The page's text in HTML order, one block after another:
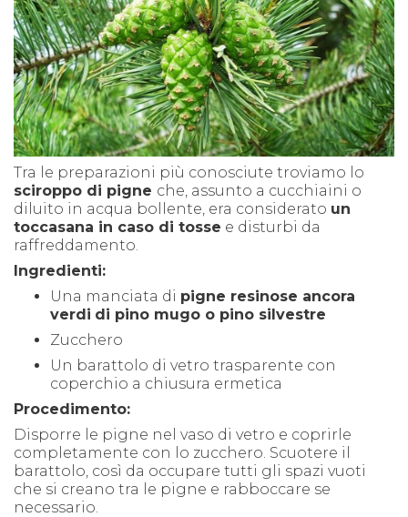
Tra le preparazioni più conosciute troviamo lo
sciroppo di pigne che, assunto a cucchiaini o
diluito in acqua bollente, era considerato un
toccasana in caso di tosse e disturbi da
raffreddamento.
Ingredienti:
Una manciata di pigne resinose ancora
verdi di pino mugo o pino silvestre
Zucchero
Un barattolo di vetro trasparente con
coperchio a chiusura ermetica
Procedimento:
Disporre le pigne nel vaso di vetro e coprirle
completamente con lo zucchero. Scuotere il
barattolo, così da occupare tutti gli spazi vuoti
che si creano tra le pigne e rabboccare se
necessario.